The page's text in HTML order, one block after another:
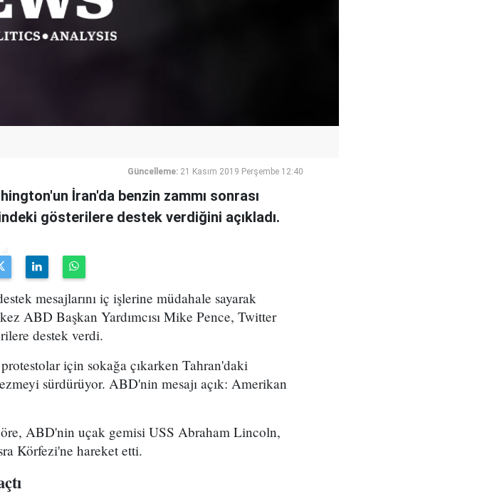
Güncelleme: 21 Kasım 2019 Perşembe 12:40
İran'da benzin zammı sonrası
gösterilere destek verdiğini açıkladı.
mesajlarını iç işlerine müdahale sayarak
ABD Başkan Yardımcısı Mike Pence, Twitter
destek verdi.
için sokağa çıkarken Tahran'daki
sürdürüyor. ABD'nin mesajı açık: Amerikan
ABD'nin uçak gemisi USS Abraham Lincoln,
Körfezi'ne hareket etti.